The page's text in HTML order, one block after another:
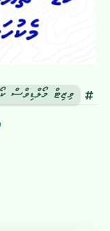
ވިޒިޓް މޯލްޑިވްސް